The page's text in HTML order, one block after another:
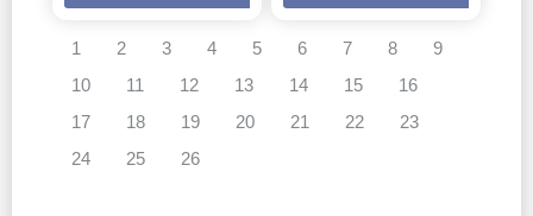
1 2 3 4 5 6 7 8
9
10
11 12 13 14 15
16
17
18 19 20 21 22
23
24
25 26